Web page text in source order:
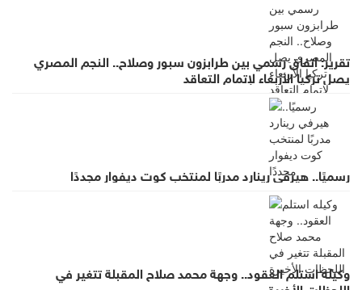
تقرير: اتفاق رسمي بين طرابزون سبور وصلاح.. النجم المصري
يصل تركيا الأربعاء لإتمام التعاقد
رسميًا.. هيرفي رينارد مدربًا لمنتخب كوت ديفوار مجددًا
وكيله استلم العقود.. وجهة محمد صلاح المقبلة تتغير في